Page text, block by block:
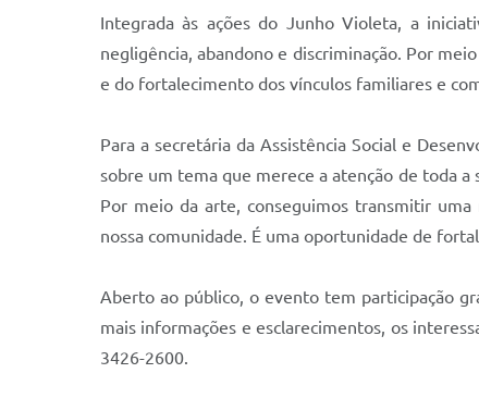
Integrada às ações do Junho Violeta, a
negligência, abandono e discriminação. Por
e do fortalecimento dos vínculos familiares e
Para a secretária da Assistência Social e
sobre um tema que merece a atenção de toda a
Por meio da arte, conseguimos transmitir
nossa comunidade. É uma oportunidade de
Aberto ao público, o evento tem participação
mais informações e esclarecimentos, os
3426-2600.